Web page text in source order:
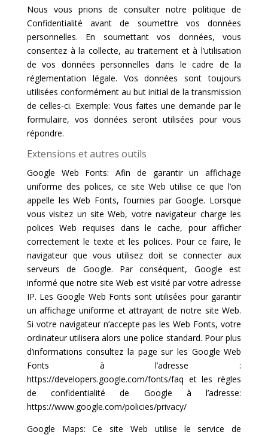
Nous vous prions de consulter notre politique de
Confidentialité avant de soumettre vos données
personnelles. En soumettant vos données, vous
consentez à la collecte, au traitement et à l’utilisation
de vos données personnelles dans le cadre de la
réglementation légale. Vos données sont toujours
utilisées conformément au but initial de la transmission
de celles-ci. Exemple: Vous faites une demande par le
formulaire, vos données seront utilisées pour vous
répondre.
Extensions et autres outils
Google Web Fonts: Afin de garantir un affichage
uniforme des polices, ce site Web utilise ce que l’on
appelle les Web Fonts, fournies par Google. Lorsque
vous visitez un site Web, votre navigateur charge les
polices Web requises dans le cache, pour afficher
correctement le texte et les polices. Pour ce faire, le
navigateur que vous utilisez doit se connecter aux
serveurs de Google. Par conséquent, Google est
informé que notre site Web est visité par votre adresse
IP. Les Google Web Fonts sont utilisées pour garantir
un affichage uniforme et attrayant de notre site Web.
Si votre navigateur n’accepte pas les Web Fonts, votre
ordinateur utilisera alors une police standard. Pour plus
d’informations consultez la page sur les Google Web
Fonts à l’adresse :
https://developers.google.com/fonts/faq et les règles
de confidentialité de Google à l’adresse:
https://www.google.com/policies/privacy/
Google Maps: Ce site Web utilise le service de